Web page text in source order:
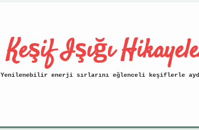
Keşif Işığı
Yenilenebilir enerji sırlarını eğlenceli keşiflerle